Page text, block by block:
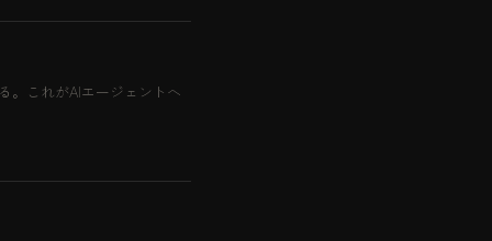
。これがAIエージェントへ